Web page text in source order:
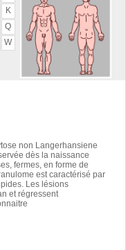
K
Q
W
non Langerhansiene
dès la naissance
fermes, en forme de
est caractérisé par
Les lésions
et régressent